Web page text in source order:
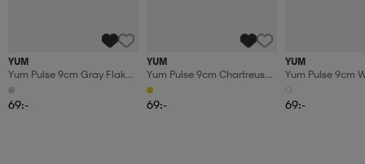
YUM
Yum Pulse 9cm Gray Flake
Shad 8pcs
69:-
YUM
Yum Pulse 9cm Chartreuse
Clear Shad 8pcs
69:-
YUM
Yum Pulse 9cm
69:-